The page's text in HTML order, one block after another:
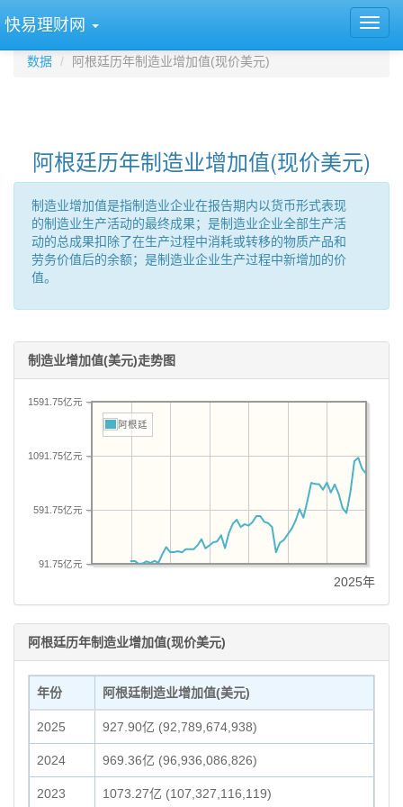
快易理财网
数据 阿根廷历年制造业增加值(现价美元)
阿根廷历年制造业增加值(现价美元)
制造业增加值是指制造业企业在报告期内以货币形式表现
的制造业生产活动的最终成果；是制造业企业全部生产活
动的总成果扣除了在生产过程中消耗或转移的物质产品和
劳务价值后的余额；是制造业企业生产过程中新增加的价
值。
制造业增加值(美元)走势图
91.75亿元
591.75亿元
1091.75亿元
1591.75亿元
阿根廷
2025年
阿根廷历年制造业增加值(现价美元)
年份 阿根廷制造业增加值(美元)
2025 927.90亿 (92,789,674,938)
2024 969.36亿 (96,936,086,826)
2023 1073.27亿 (107,327,116,119)